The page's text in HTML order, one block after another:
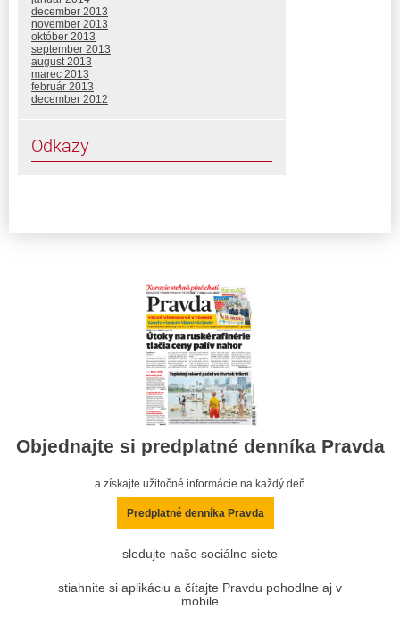
december 2013
november 2013
október 2013
september 2013
august 2013
marec 2013
február 2013
december 2012
Odkazy
Objednajte si predplatné denníka Pravda
a získajte užitočné informácie na každý deň
Predplatné denníka Pravda
sledujte naše sociálne siete
stiahnite si aplikáciu a čítajte Pravdu pohodlne aj v
mobile